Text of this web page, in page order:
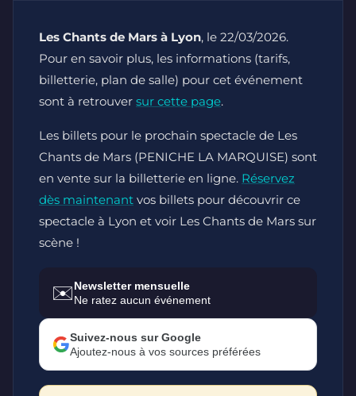
Les Chants de Mars à Lyon, le 22/03/2026.
Pour en savoir plus, les informations (tarifs,
billetterie, plan de salle) pour cet événement
sont à retrouver sur cette page.
Les billets pour le prochain spectacle de Les
Chants de Mars (PENICHE LA MARQUISE) sont
en vente sur la billetterie en ligne. Réservez
dès maintenant vos billets pour découvrir ce
spectacle à Lyon et voir Les Chants de Mars sur
scène !
✉️Newsletter mensuelle
Ne ratez aucun événement
Suivez-nous sur Google
Ajoutez-nous à vos sources préférées